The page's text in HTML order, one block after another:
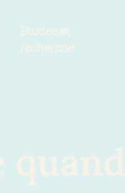
Etudes et
recherche
Sommeil de l'enfant
quand